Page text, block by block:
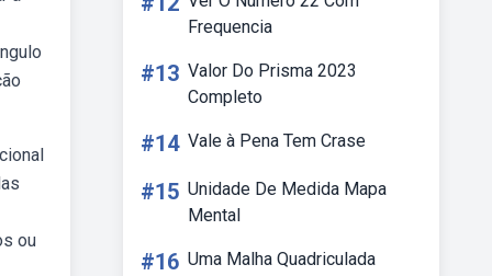
ou
Frequencia
#13 Valor Do Prisma 2023
Completo
#14 Vale à Pena Tem Crase
#15 Unidade De Medida Mapa
Mental
#16 Uma Malha Quadriculada